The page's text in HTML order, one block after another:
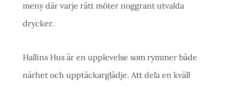
meny där varje rätt möter noggrant utvalda
drycker.
Hallins Hus är en upplevelse som rymmer både
närhet och upptäckarglädje. Att dela en kväll